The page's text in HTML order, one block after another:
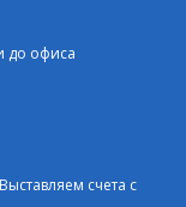
до офиса
счета с